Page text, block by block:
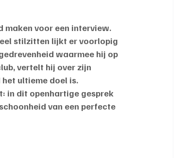
voor een interview.
stilzitten lijkt er voorlopig
waarmee hij op
vertelt hij over zijn
ultieme doel is.
in dit openhartige gesprek
van een perfecte